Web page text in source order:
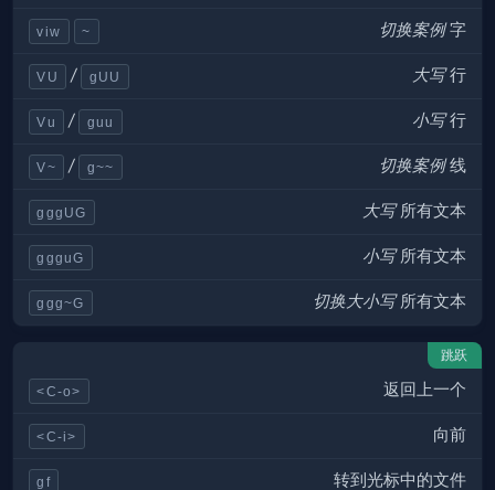
viw ~ 切换案例字
VU / gUU 大写行
Vu / guu 小写行
V~ / g~~ 切换案例线
gggUG 大写所有文本
ggguG 小写所有文本
ggg~G 切换大小写所有文本
跳跃
<C-o> 返回上一个
<C-i> 向前
gf 转到光标中的文件